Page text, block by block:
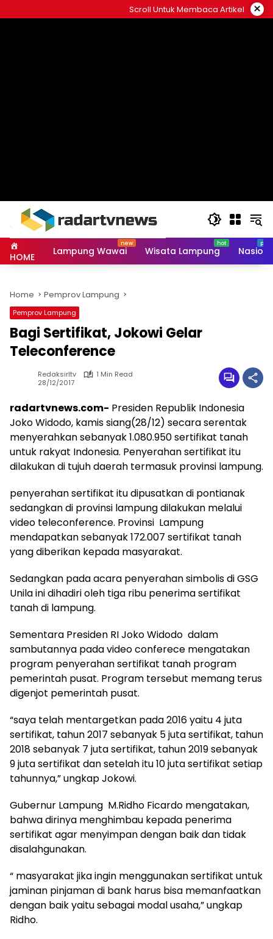
to
Scroll Untuk Membaca Artikel ×
HOME Lampung Wawai Wisata Lampung
Home Pemprov Lampung
Pemprov Lampung
Bagi Sertifikat, Jokowi Gelar
Teleconference
Redaksirltv
1 Min Read
28/12/2017
radartvnews.com- Presiden Republik Indonesia
Joko Widodo, kamis siang(28/12) secara serentak
menyerahkan sebanyak 1.080.950 sertifikat tanah
untuk rakyat Indonesia. Penyerahan sertifikat itu
dilakukan di tujuh daerah termasuk provinsi lampung.
penyerahan sertifikat itu dipusatkan di pontianak
sedangkan di provinsi lampung dilakukan melalui
video teleconference. Provinsi Lampung
mendapatkan sebanyak 172.007 sertifikat tanah
yang diberikan kepada masyarakat.
Sedangkan pada acara penyerahan simbolis di GSG
Unila ini dihadiri oleh tiga ribu penerima sertifikat
tanah di lampung.
Sementara Presiden RI Joko Widodo dalam
sambutannya pada video conferece mengatakan
program penyerahan sertifikat tanah program
pemerintah pusat. Program tersebut memang terus
digenjot pemerintah pusat.
“saya telah mentargetkan pada 2016 yaitu 4 juta
sertifikat, tahun 2017 sebanyak 5 juta sertifikat, tahun
2018 sebanyak 7 juta sertifikat, tahun 2019 sebanyak
9 juta sertifikat dan setelah itu 10 juta sertifikat setiap
tahunnya,” ungkap Jokowi.
Gubernur Lampung M.Ridho Ficardo mengatakan,
bahwa dirinya menghimbau kepada penerima
sertifikat agar menyimpan dengan baik dan tidak
disalahgunakan.
“ masyarakat jika ingin menggunakan sertifikat untuk
jaminan pinjaman di bank harus bisa memanfaatkan
dengan baik yaitu sebagai modal usaha,” ungkap
Ridho.